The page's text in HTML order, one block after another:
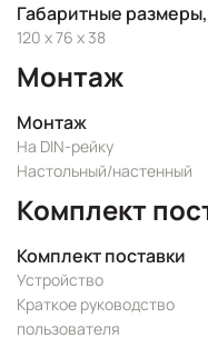
Габаритные
120 x 76 x 38
Монтаж
Монтаж
На DIN-рейку
Настольный/настенный
Комплект
Комплект поставки
Устройство
Краткое руководство
пользователя